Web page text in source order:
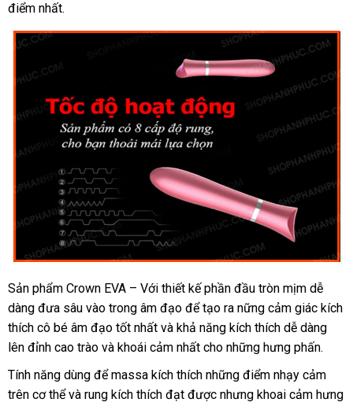
điểm nhất.
Sản phẩm Crown EVA – Với thiết kế phần đầu tròn mịm dễ
dàng đưa sâu vào trong âm đạo giá
rẻ
để tạo ra nững cảm giác kích
thích cô bé âm đạo tốt nhất ở
đâu
và khả năng kích thích dễ dàng
lên đỉnh cao trào báo
giá
và khoái cảm nhất cho chiết
khấu
những hưng phấn.
Tính năng dùng giá
rẻ
để massa kích thích shopee
những điểm nhạy cảm
trên cơ thểbình
và rung kích thích đạt phân
được link
nhưng khoai cảm hưng